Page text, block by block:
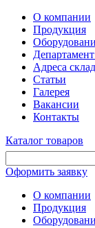
О компании
Продукция
Адреса
Статьи
Галерея
Вакансии
Контакты
Каталог товаров
Оформить заявку
О компании
Продукция